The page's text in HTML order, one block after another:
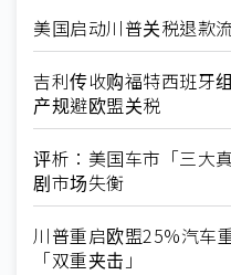
美国启动川普关税退款
吉利传收购福特西班牙
产规避欧盟关税
评析：美国车市「三大
剧市场失衡
川普重启欧盟25%汽车
「双重夹击」